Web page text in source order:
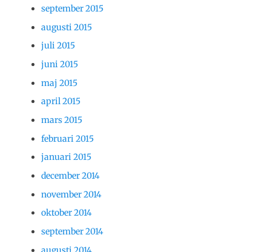
september 2015
augusti 2015
juli 2015
juni 2015
maj 2015
april 2015
mars 2015
februari 2015
januari 2015
december 2014
november 2014
oktober 2014
september 2014